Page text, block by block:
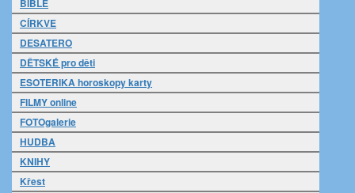
BIBLE
CÍRKVE
DESATERO
DĚTSKÉ pro děti
ESOTERIKA horoskopy karty
FILMY online
FOTOgalerie
HUDBA
KNIHY
Křest